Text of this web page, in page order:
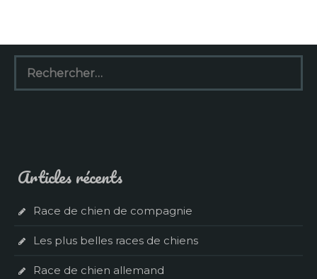
Rechercher :
Articles récents
Race de chien de compagnie
Les plus belles races de chiens
Race de chien allemand